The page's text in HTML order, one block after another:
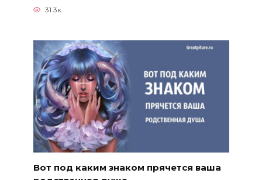
31.3к.
Вот под каким знаком прячется ваша